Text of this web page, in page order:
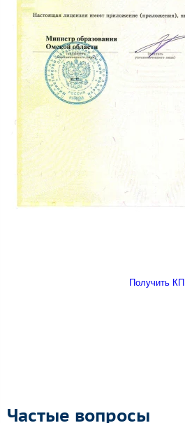
Получить КП
Частые вопросы